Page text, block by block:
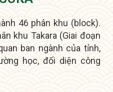
46 phân khu (block).
khu Takara (Giai đoạn
ban ngành của tỉnh,
học, đối diện công